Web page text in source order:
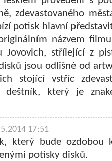
zdevastovaného
potisk hlavní
názvem
střílející z
jsou odlišné od
stojící vstříc
deštník, který je
17:51
který bude ozdobou
potisky disků.